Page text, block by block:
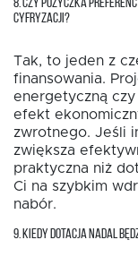
8. CZY POŻYCZKA
CYFRYZACJI?
Tak, to jeden z
finansowania.
energetyczną
efekt
zwrotnego. Jeśli
zwiększa
praktyczna niż
Ci na szybkim
nabór.
9. KIEDY DOTACJA NADAL